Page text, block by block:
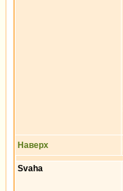
Наверх
Svaha